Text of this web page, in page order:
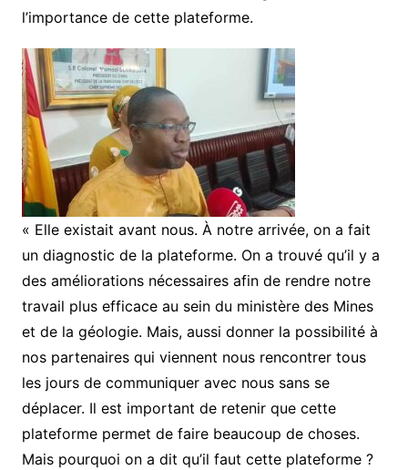
l’importance de cette plateforme.
« Elle existait avant nous. À notre arrivée, on a fait
un diagnostic de la plateforme. On a trouvé qu’il y a
des améliorations nécessaires afin de rendre notre
travail plus efficace au sein du ministère des Mines
et de la géologie. Mais, aussi donner la possibilité à
nos partenaires qui viennent nous rencontrer tous
les jours de communiquer avec nous sans se
déplacer. Il est important de retenir que cette
plateforme permet de faire beaucoup de choses.
Mais pourquoi on a dit qu’il faut cette plateforme ?